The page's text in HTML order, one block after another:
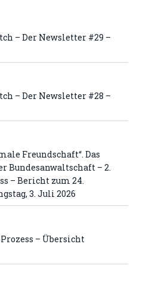
– Der Newsletter #29 –
– Der Newsletter #28 –
Freundschaft“. Das
Bundesanwaltschaft – 2.
– Bericht zum 24.
3. Juli 2026
– Übersicht